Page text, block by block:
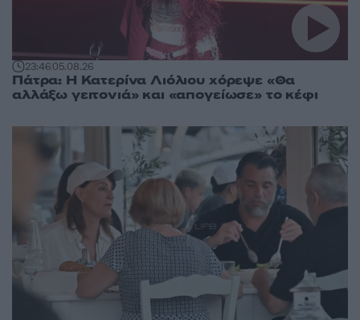
23:4605.08.26
Πάτρα: Η Κατερίνα Λιόλιου χόρεψε «Θα
αλλάξω γειτονιά» και «απογείωσε» το κέφι